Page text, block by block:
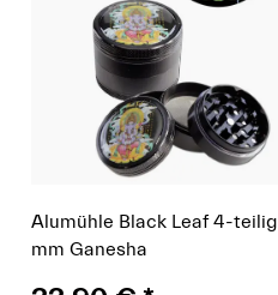
Alumühle Black Leaf 4-
mm Ganesha